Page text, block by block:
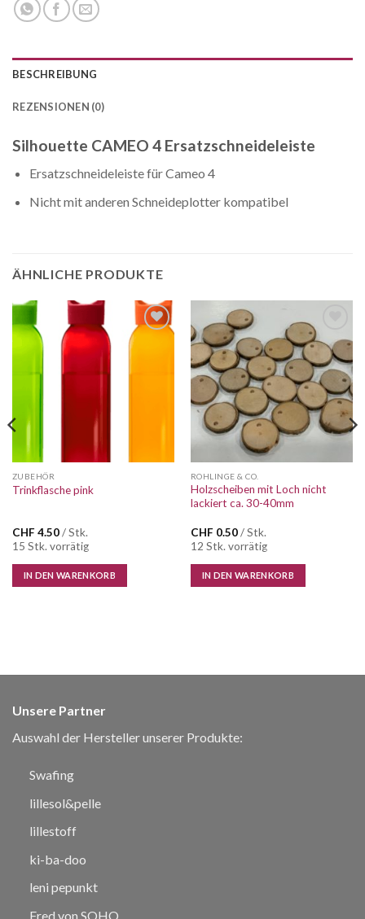
BESCHREIBUNG
REZENSIONEN (0)
Silhouette CAMEO 4 Ersatzschneideleiste
Ersatzschneideleiste für Cameo 4
Nicht mit anderen Schneideplotter kompatibel
ÄHNLICHE PRODUKTE
Auf die
Wunschliste
ZUBEHÖR
Trinkflasche pink
CHF 4.50/ Stk.
15 Stk. vorrätig
IN DEN WARENKORB
Auf die
Wunschliste
ROHLINGE & CO.
Holzscheiben mit Loch nicht
lackiert ca. 30-40mm
CHF 0.50/ Stk.
12 Stk. vorrätig
IN DEN WARENKORB
Unsere Partner
Auswahl der Hersteller unserer Produkte:
Swafing
lillesol&pelle
lillestoff
ki-ba-doo
leni pepunkt
Fred von SOHO